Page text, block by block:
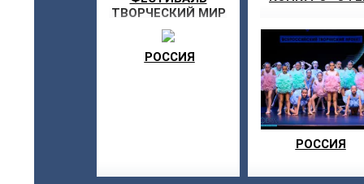
ТВОРЧЕСКИЙ МИР
«ЗОЛОТАЯ ОСЕНЬ»
РОССИЯ
РОССИЯ